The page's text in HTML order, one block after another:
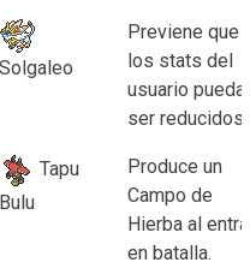
Solgaleo
Previene que
los stats del
usuario
ser reducidos.
Tapu
Bulu
Produce un
Campo de
Hierba al
en batalla.